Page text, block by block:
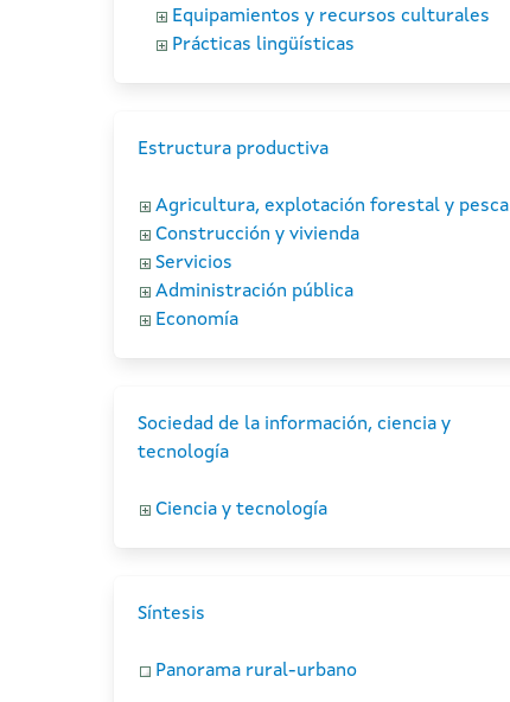
Equipamientos y recursos culturales
Prácticas lingüísticas
Estructura productiva
Agricultura, explotación forestal y pesca
Construcción y vivienda
Servicios
Administración pública
Economía
Sociedad de la información, ciencia y
tecnología
Ciencia y tecnología
Síntesis
Panorama rural-urbano